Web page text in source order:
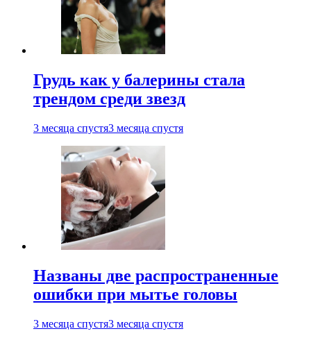
Грудь как у балерины стала
трендом среди звезд
3 месяца спустя3 месяца спустя
Названы две распространенные
ошибки при мытье головы
3 месяца спустя3 месяца спустя